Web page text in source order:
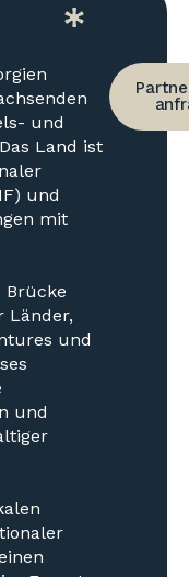
und
Land ist
und
mit
Brücke
Länder,
und
und